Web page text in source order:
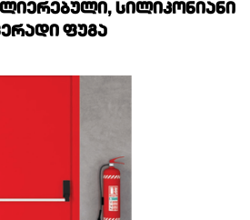
სილიკონიანი
ფუგა